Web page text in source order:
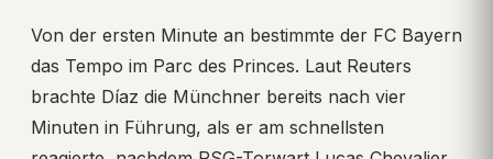
Von der ersten Minute an bestimmte der FC Bayern
das Tempo im Parc des Princes. Laut Reuters
brachte Díaz die Münchner bereits nach vier
Minuten in Führung, als er am schnellsten